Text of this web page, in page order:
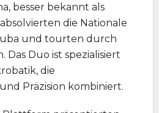
besser bekannt als
die Nationale
und tourten durch
Das Duo ist spezialisiert
die
Präzision kombiniert.